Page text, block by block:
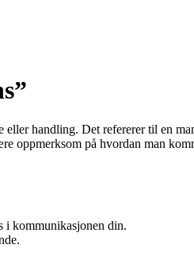
handling. Det refererer til en
på hvordan man
i kommunikasjonen din.